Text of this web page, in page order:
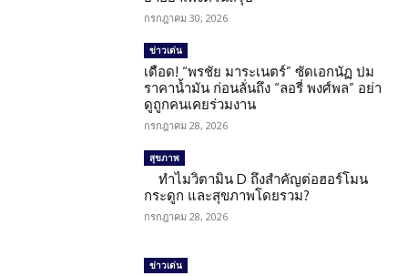
กรกฎาคม 30, 2026
ข่าวเด่น
เดือด! “พรชัย มาระเนตร์” ซัดเอกนัฏ ปม
ราคาน้ำมัน ก่อนลั่นถึง “ลอรี่ พงศ์พล” อย่า
ดูถูกคนเคยร่วมงาน
กรกฎาคม 28, 2026
สุขภาพ
ทำไมวิตามิน D ถึงสำคัญต่อฮอร์โมน
กระดูก และสุขภาพโดยรวม?
กรกฎาคม 28, 2026
ข่าวเด่น